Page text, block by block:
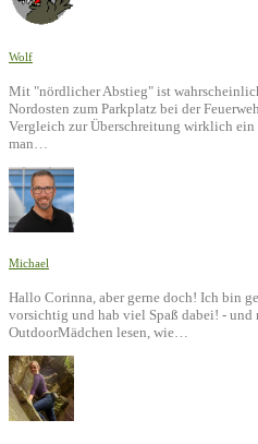
Wolf
Mit "nördlicher Abstieg" ist
Nordosten zum Parkplatz bei der
Vergleich zur Überschreitung wirklich ein
man…
Michael
Hallo Corinna, aber gerne doch! Ich bin
vorsichtig und hab viel Spaß dabei! - und
OutdoorMädchen lesen, wie…